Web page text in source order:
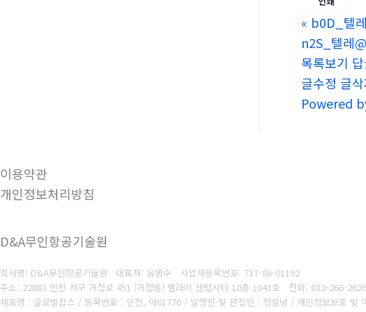
« b0D_텔
n2S_텔레
목록보기
글수정 글
Powered
이용약관
개인정보처리방침
D&A무인항공기술원
회사명: D&A무인항공기술원 대표자: 유영수 사업자등록번호: 717-86-01192
주소: 22883 인천 서구 가정로 451 (가정동) 벨라미 센텀시티 10층 1041호 전화: 032-266-2626
제호명 : 글로벌잡스 / 등록번호 : 인천, 아01770 / 발행인 및 편집인 : 정일녕 / 개인정보보호 빛